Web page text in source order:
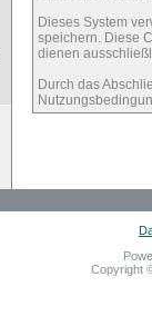
Dieses System
speichern. Diese
dienen
Durch das
Copyright